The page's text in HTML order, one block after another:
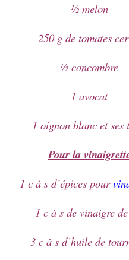
½ melon
250 g de tomates
½ concombre
1 avocat
1 oignon blanc et ses
Pour la
1 c à s d’épices pour
1 c à s de vinaigre
3 c à s d’huile de